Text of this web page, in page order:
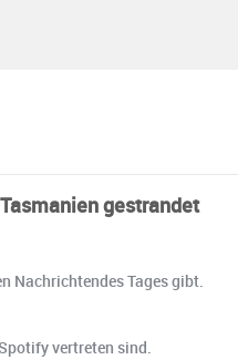
gestrandet
Nachrichtendes Tages gibt.
vertreten sind.